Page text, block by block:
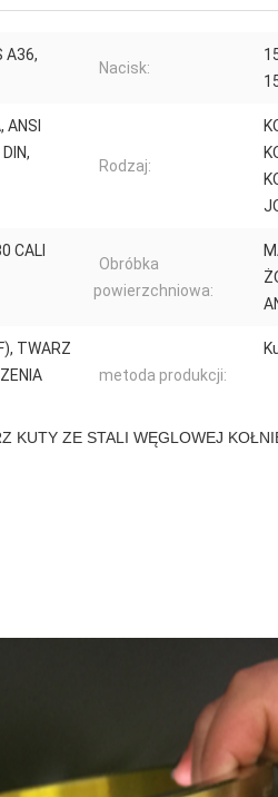
A36,
Nacisk:
ANSI
Rodzaj:
CALI
Obróbka
powierzchniowa:
TWARZ
metoda produkcji:
KUTY ZE STALI WĘGLOWEJ